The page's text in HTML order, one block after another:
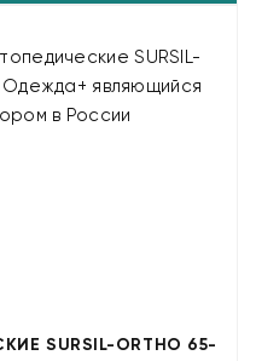
SURSIL-ORTHO 65-